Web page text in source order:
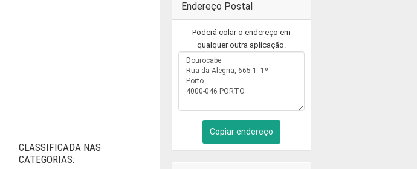
CLASSIFICADA NAS
CATEGORIAS:
Endereço Postal
Poderá colar o endereço em
qualquer outra aplicação.
Copiar endereço